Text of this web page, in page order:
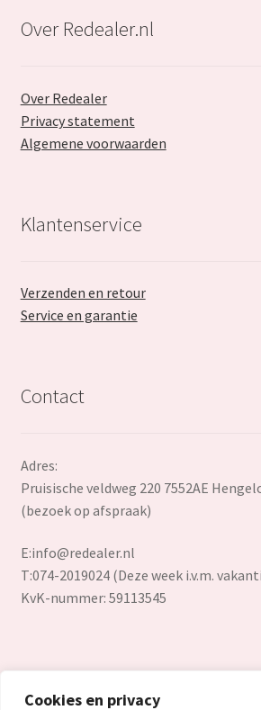
Cookies en privacy
Over Redealer.nl
Over Redealer
Privacy statement
Algemene voorwaarden
Klantenservice
Verzenden en retour
Service en garantie
Contact
Adres:
Pruisische veldweg 220 7552AE
(bezoek op afspraak)
E:info@redealer.nl
T:074-2019024 (Deze week i.v.m.
KvK-nummer: 59113545